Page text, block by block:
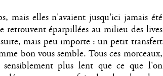
mais elles n'avaient jusqu'ici jamais été
retrouvent éparpillées au milieu des lives
suite, mais peu importe : un petit transfert
bon vous semble. Tous ces morceaux,
plus lent que ce que l'on